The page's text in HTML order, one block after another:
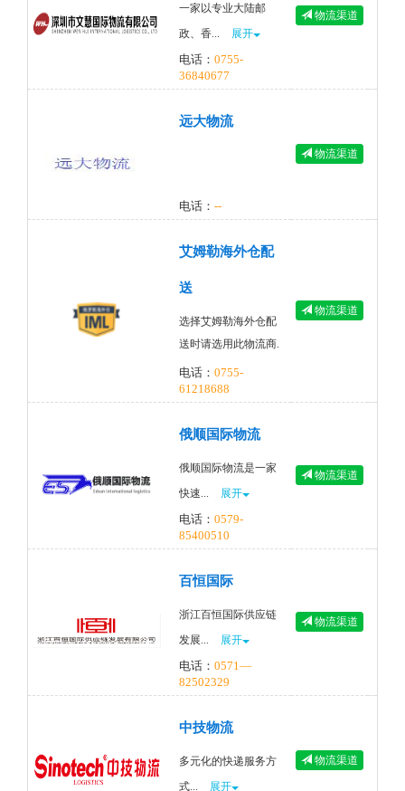
一家以专业大陆邮
政、香...
展开
电话： 0755-
36840677
物流渠道
远大物流
电话： --
物流渠道
艾姆勒海外仓配
送
选择艾姆勒海外仓配
送时请选用此物流商.
电话： 0755-
61218688
物流渠道
俄顺国际物流
俄顺国际物流是一家
快速...
展开
电话： 0579-
85400510
物流渠道
百恒国际
浙江百恒国际供应链
发展...
展开
电话： 0571—
82502329
物流渠道
中技物流
多元化的快递服务方
式...
展开
物流渠道